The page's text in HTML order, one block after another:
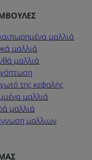
μαλλιά
μαλλιά
μαλλιά
της κεφαλής
μαλλιά
μαλλιά
μαλλιων